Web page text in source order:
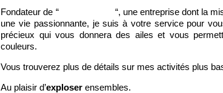
Fondateur de “Ose tout court “, une entreprise dont la
une vie passionnante, je suis à votre service pour
précieux qui vous donnera des ailes et vous
couleurs.
Vous trouverez plus de détails sur mes activités plus
Au plaisir d’exploser ensembles.